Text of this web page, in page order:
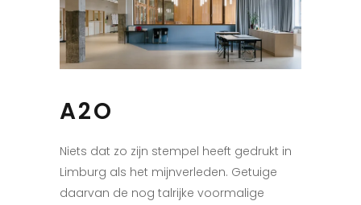
A2O
Niets dat zo zijn stempel heeft gedrukt in
Limburg als het mijnverleden. Getuige
daarvan de nog talrijke voormalige